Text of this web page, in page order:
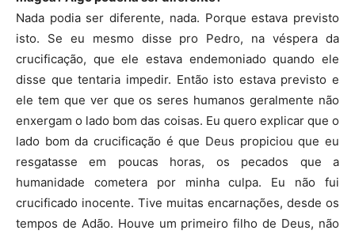
Nada podia ser diferente, nada. Porque estava previsto
isto. Se eu mesmo disse pro Pedro, na véspera da
crucificação, que ele estava endemoniado quando ele
disse que tentaria impedir. Então isto estava previsto e
ele tem que ver que os seres humanos geralmente não
enxergam o lado bom das coisas. Eu quero explicar que o
lado bom da crucificação é que Deus propiciou que eu
resgatasse em poucas horas, os pecados que a
humanidade cometera por minha culpa. Eu não fui
crucificado inocente. Tive muitas encarnações, desde os
tempos de Adão. Houve um primeiro filho de Deus, não